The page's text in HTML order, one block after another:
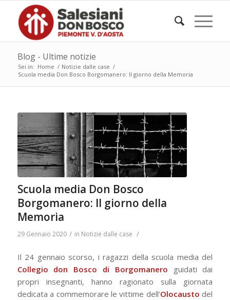
Blog - Ultime notizie
Sei in: Home / Notizie dalle case /
Scuola media Don Bosco Borgomanero: Il giorno della Memoria
Scuola media Don Bosco
Borgomanero: Il giorno della
Memoria
29 Gennaio 2020 / in Notizie dalle case /
Il 24 gennaio scorso, i ragazzi della scuola media del
Collegio don Bosco di Borgomanero guidati dai
propri insegnanti, hanno ragionato sulla giornata
dedicata a commemorare le vittime dell’Olocausto del